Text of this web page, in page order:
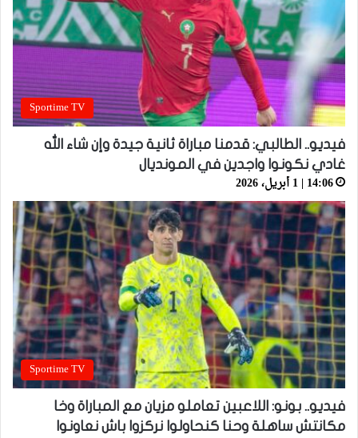
Sportime TV
فيديو.. الطالبي: قدمنا مباراة ثانية جيدة وإن شاء الله
غادي نكونوا واجدين في المونديال
14:06 | 1 أبريل، 2026
Sportime TV
فيديو.. بونو: اللاعبين تعاملو مزيان مع المباراة وخا
مكانتش ساهلة وحنا كنحاولوا نركزوا باش نعاونوا